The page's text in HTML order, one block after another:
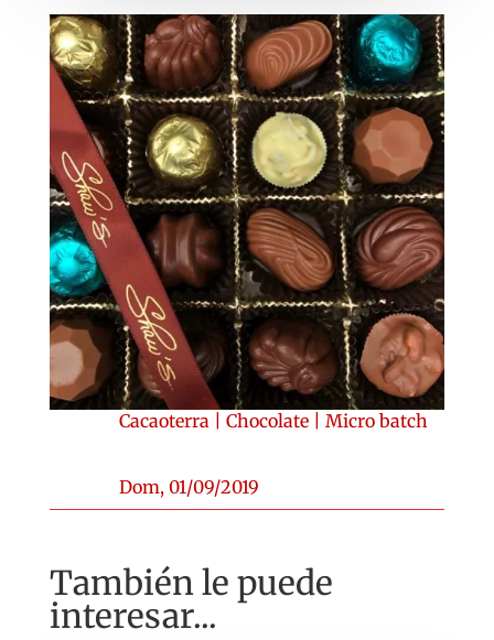
Cacaoterra Chocolate| Micro batch
Dom, 01/09/2019
También le puede
interesar...